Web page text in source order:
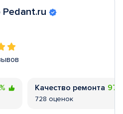
Качество ремонта
728 оценок